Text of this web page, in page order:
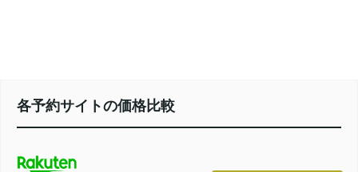
各予約サイトの価格比較